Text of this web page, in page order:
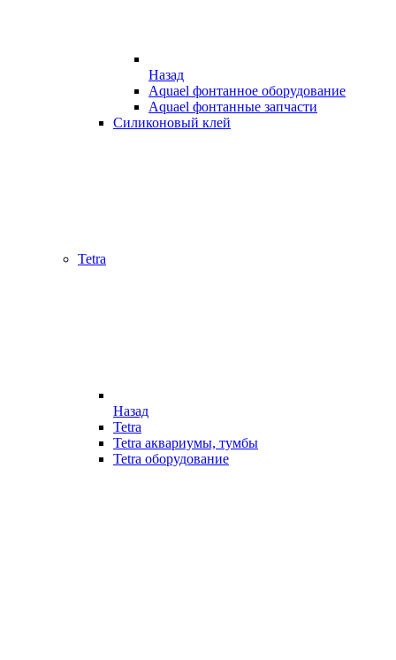
Назад
Aquael фонтанное оборудование
Aquael фонтанные запчасти
Силиконовый клей
Tetra
Назад
Tetra
Tetra аквариумы, тумбы
Tetra оборудование